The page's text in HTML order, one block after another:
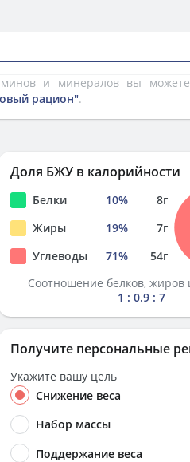
и минералов вы
рацион".
Доля БЖУ в калорийности
Белки 10% 8г
Жиры
19% 7г
Углеводы
71% 54г
Соотношение белков, жиров
1 : 0.9 : 7
Получите персональные
Укажите вашу цель
Снижение веса
Набор массы
Поддержание веса